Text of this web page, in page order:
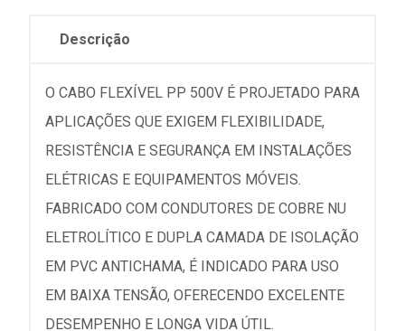
Descrição
O CABO FLEXÍVEL PP 500V É PROJETADO PARA
APLICAÇÕES QUE EXIGEM FLEXIBILIDADE,
RESISTÊNCIA E SEGURANÇA EM INSTALAÇÕES
ELÉTRICAS E EQUIPAMENTOS MÓVEIS.
FABRICADO COM CONDUTORES DE COBRE NU
ELETROLÍTICO E DUPLA CAMADA DE ISOLAÇÃO
EM PVC ANTICHAMA, É INDICADO PARA USO
EM BAIXA TENSÃO, OFERECENDO EXCELENTE
DESEMPENHO E LONGA VIDA ÚTIL.